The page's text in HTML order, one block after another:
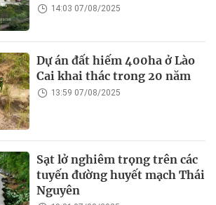
14:03 07/08/2025
Dự án đất hiếm 400ha ở Lào
Cai khai thác trong 20 năm
13:59 07/08/2025
Sạt lở nghiêm trọng trên các
tuyến đường huyết mạch Thái
Nguyên